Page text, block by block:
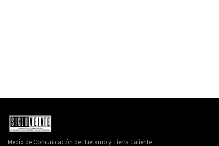
Medio de Comunicación de Huetamo y Tierra Caliente